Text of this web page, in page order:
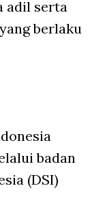
adil serta
berlaku
badan
(DSI)